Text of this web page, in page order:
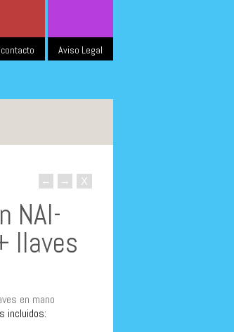
Aviso Legal
← → X
NAI-
llaves
en mano
incluidos: